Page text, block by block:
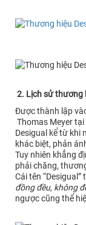
2. Lịch sử thương
Được thành lập
Thomas Meyer
Desigual kể từ khi
khác biệt, phản
Tuy nhiên khẳng
phải chăng,
Cái tên
đồng đều, không
ngược cũng thể